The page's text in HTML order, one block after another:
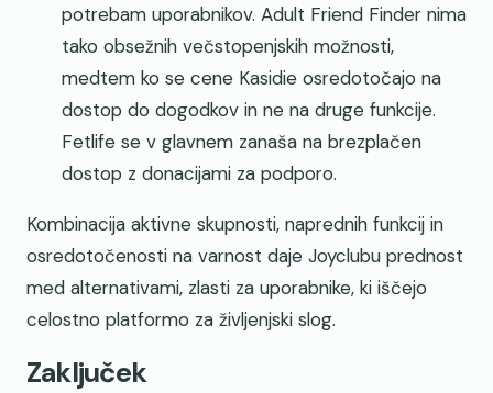
potrebam uporabnikov. Adult Friend Finder nima
tako obsežnih večstopenjskih možnosti,
medtem ko se cene Kasidie osredotočajo na
dostop do dogodkov in ne na druge funkcije.
Fetlife se v glavnem zanaša na brezplačen
dostop z donacijami za podporo.
Kombinacija aktivne skupnosti, naprednih funkcij in
osredotočenosti na varnost daje Joyclubu prednost
med alternativami, zlasti za uporabnike, ki iščejo
celostno platformo za življenjski slog.
Zaključek